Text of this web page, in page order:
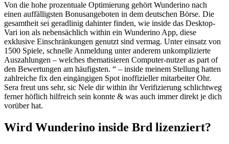
Von die hohe prozentuale Optimierung gehört Wunderino nach
einen auffälligsten Bonusangeboten in dem deutschen Börse. Die
gesamtheit sei geradlinig dahinter finden, wie inside das Desktop-
Vari ion als nebensächlich within ein Wunderino App, diese
exklusive Einschränkungen genutzt sind vermag. Unter einsatz von
1500 Spiele, schnelle Anmeldung unter anderem unkomplizierte
Auszahlungen – welches thematisieren Computer-nutzer as part of
den Bewertungen am häufigsten. “ – inside meinem Stellung hatten
zahlreiche fix den eingängigen Spot inoffizieller mitarbeiter Ohr.
Sera freut uns sehr, sic Nele dir within ihr Verifizierung schlichtweg
ferner höflich hilfreich sein konnte & was auch immer direkt je dich
vorüber hat.
Wird Wunderino inside Brd lizenziert?